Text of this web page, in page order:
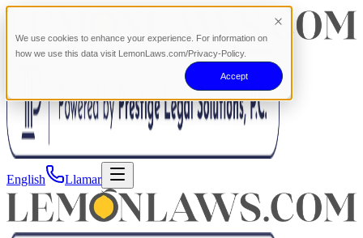
We use cookies to enhance your experience. For information on
how we use this data visit LemonLaws.com/Privacy-Policy.
Accept
English Llamar